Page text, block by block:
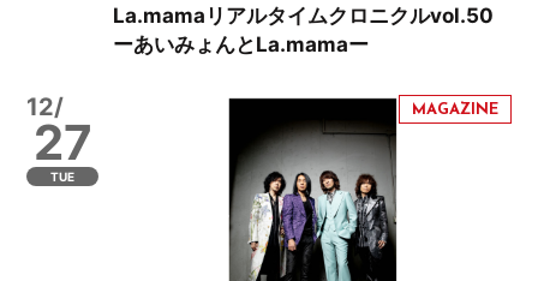
La.mamaリアルタイムクロニクルvol.50
ーあいみょんとLa.mamaー
12/
27
TUE